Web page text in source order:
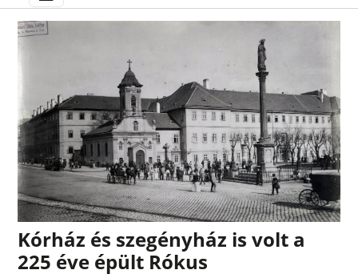
Kórház és szegényház is volt a
225 éve épült Rókus